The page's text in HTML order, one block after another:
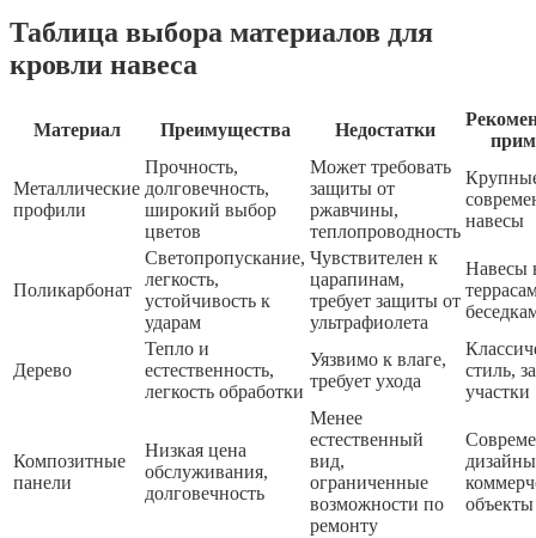
Таблица выбора материалов для
кровли навеса
Материал Преимущества Недостатки
Металлические
профили
Прочность,
долговечность,
широкий выбор
цветов
Может требовать
защиты от
ржавчины,
теплопроводность
навесы
Поликарбонат
Светопропускание,
легкость,
устойчивость к
ударам
Чувствителен к
царапинам,
требует защиты от
ультрафиолета
Навесы
Дерево
Тепло и
естественность,
легкость обработки
Уязвимо к влаге,
требует ухода
стиль,
участки
Композитные
панели
Низкая цена
обслуживания,
долговечность
Менее
естественный
вид,
ограниченные
возможности по
ремонту
объекты